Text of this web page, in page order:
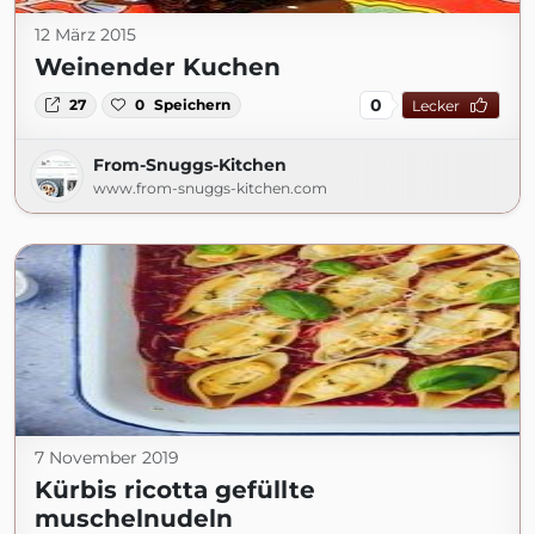
12 März 2015
Weinender Kuchen
27 0 Speichern 0 Lecker
From-Snuggs-Kitchen
www.from-snuggs-kitchen.com
7 November 2019
Kürbis ricotta gefüllte
muschelnudeln